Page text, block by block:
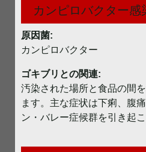
カンピロバクター感
原因菌:
カンピロバクター
ゴキブリとの関連:
汚染された場所と食品の間
ます。主な症状は下痢、腹
ン・バレー症候群を引き起